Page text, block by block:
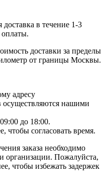
доставка в течение 1-3
оплаты.
доставки за пределы
от границы Москвы.
адресу
осуществляются нашими
до 18:00.
чтобы согласовать время.
заказа необходимо
организации. Пожалуйста,
чтобы избежать задержек